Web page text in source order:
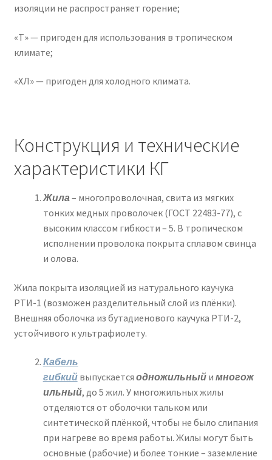
изоляции не распространяет горение;
«Т» — пригоден для использования в тропическом
климате;
«ХЛ» — пригоден для холодного климата.
Конструкция и технические
характеристики КГ
Жила – многопроволочная, свита из мягких
тонких медных проволочек (ГОСТ 22483-77), с
высоким классом гибкости – 5. В тропическом
исполнении проволока покрыта сплавом свинца
и олова.
Жила покрыта изоляцией из натурального каучука
РТИ-1 (возможен разделительный слой из плёнки).
Внешняя оболочка из бутадиенового каучука РТИ-2,
устойчивого к ультрафиолету.
Кабель
гибкийвыпускается одножильныйи многож
ильный, до 5 жил. У многожильных жилы
отделяются от оболочки тальком или
синтетической плёнкой, чтобы не было слипания
при нагреве во время работы. Жилы могут быть
основные (рабочие) и более тонкие – заземление